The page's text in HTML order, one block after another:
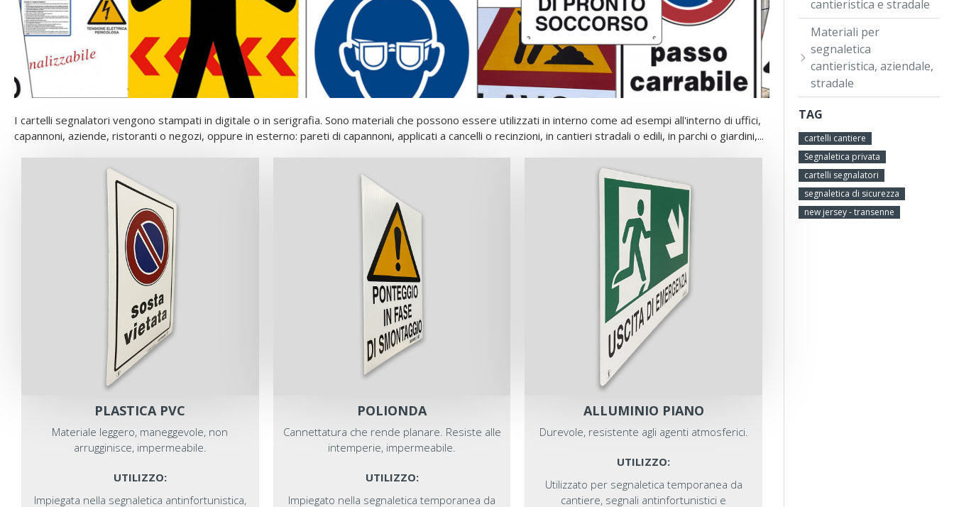
I cartelli segnalatori vengono stampati in digitale o in serigrafia. Sono materiali che possono essere utilizzati in interno come ad esempi all'interno di uffici,
capannoni, aziende, ristoranti o negozi, oppure in esterno: pareti di capannoni, applicati a cancelli o recinzioni, in cantieri stradali o edili, in parchi o giardini,...
PLASTICA PVC
Materiale leggero, maneggevole, non
arrugginisce, impermeabile.
UTILIZZO:
Impiegata nella segnaletica antinfortunistica,
POLIONDA
Cannettatura che rende planare. Resiste alle
intemperie, impermeabile.
UTILIZZO:
Impiegato nella segnaletica temporanea da
ALLUMINIO PIANO
Durevole, resistente agli agenti atmosferici.
UTILIZZO:
Utilizzato per segnaletica temporanea da
cantiere, segnali antinfortunistici e
cantieristica e stradale
Materiali per
segnaletica
cantieristica, aziendale,
stradale
TAG
cartelli cantiere
Segnaletica privata
cartelli segnalatori
segnaletica di sicurezza
new jersey - transenne